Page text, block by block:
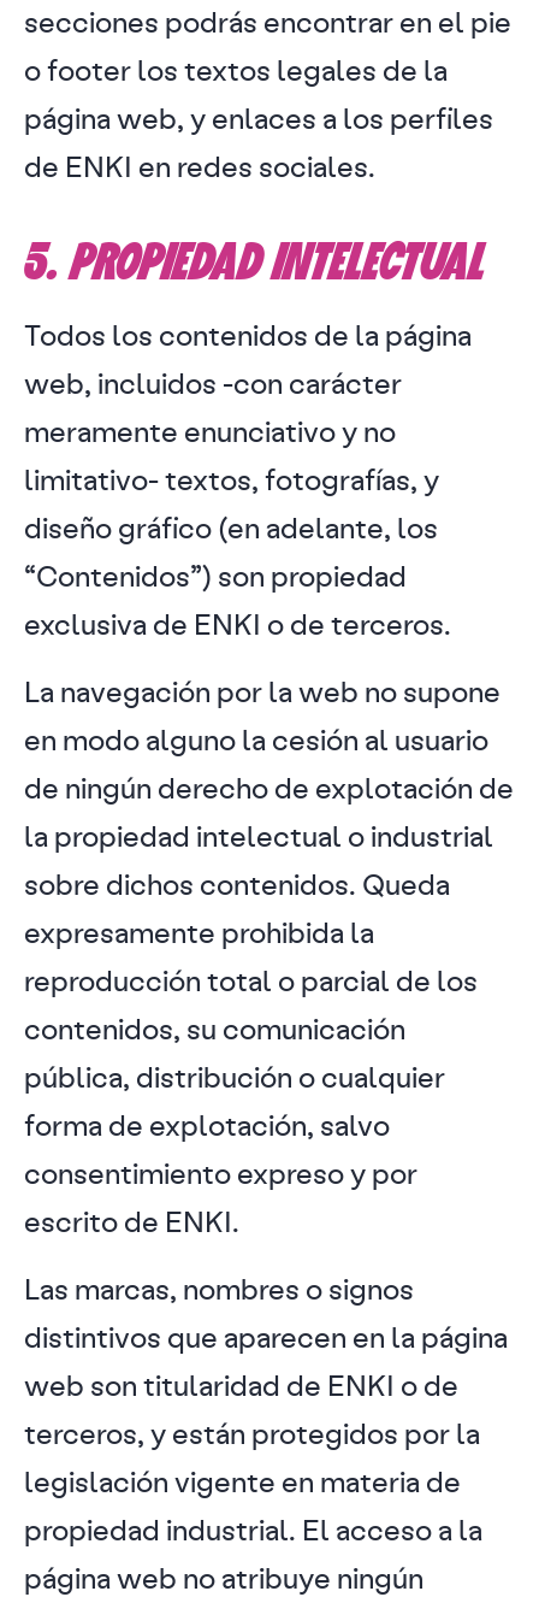
secciones podrás encontrar en el pie
o footer los textos legales de la
página web, y enlaces a los perfiles
de ENKI en redes sociales.
5. PROPIEDAD INTELECTUAL
Todos los contenidos de la página
web, incluidos -con carácter
meramente enunciativo y no
limitativo- textos, fotografías, y
diseño gráfico (en adelante, los
“Contenidos”) son propiedad
exclusiva de ENKI o de terceros.
La navegación por la web no supone
en modo alguno la cesión al usuario
de ningún derecho de explotación de
la propiedad intelectual o industrial
sobre dichos contenidos. Queda
expresamente prohibida la
reproducción total o parcial de los
contenidos, su comunicación
pública, distribución o cualquier
forma de explotación, salvo
consentimiento expreso y por
escrito de ENKI.
Las marcas, nombres o signos
distintivos que aparecen en la página
web son titularidad de ENKI o de
terceros, y están protegidos por la
legislación vigente en materia de
propiedad industrial. El acceso a la
página web no atribuye ningún